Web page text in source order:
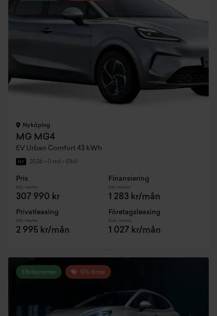
Nyköping
MG MG4
EV Urban Comfort 43 kWh
NY 2026 • 0 mil • Elbil
Pris
Inkl. moms
307 990 kr
Finansiering
Inkl. moms
1 283 kr/mån
Privatleasing
Inkl. moms
2 995 kr/mån
Företagsleasing
Exkl. moms
1 027 kr/mån
Elbilspremie 0% ränta